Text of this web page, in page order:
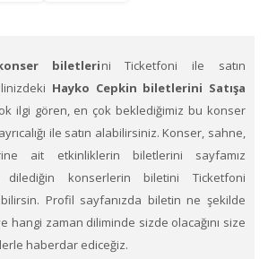
biletlerini Ticketfoni ile satın
Hayko Cepkin biletlerini Satışa
ilgi gören, en çok beklediğimiz bu konser
ile satın alabilirsiniz. Konser, sahne,
ait etkinliklerin biletlerini sayfamız
dilediğin konserlerin biletini Ticketfoni
Profil sayfanızda biletin ne şekilde
hangi zaman diliminde sizde olacağını size
haberdar ediceğiz.